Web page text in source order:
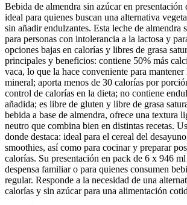
Bebida de almendra sin azúcar en presentación
ideal para quienes buscan una alternativa
sin añadir endulzantes. Esta leche de almendra
para personas con intolerancia a la lactosa y
opciones bajas en calorías y libres de grasa
principales y beneficios: contiene 50% más
vaca, lo que la hace conveniente para mantener
mineral; aporta menos de 30 calorías por
control de calorías en la dieta; no contiene
añadida; es libre de gluten y libre de grasa
bebida a base de almendra, ofrece una textura
neutro que combina bien en distintas recetas.
donde destaca: ideal para el cereal del
smoothies, así como para cocinar y preparar
calorías. Su presentación en pack de 6 x 946 ml
despensa familiar o para quienes consumen
regular. Responde a la necesidad de una
calorías y sin azúcar para una alimentación